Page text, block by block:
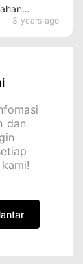
3 years ago
dan